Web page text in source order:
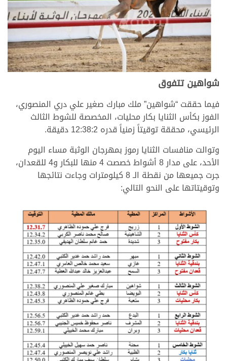
شواهين تتفوق
فيما حققت “شواهين” ملك مبارك صغير علي دري المنصوري،
الفوز بكأس الثنايا بكار محليات، المخصصة للشوط الثالث
الرئيسي، محققة توقيتاً زمنياً قدره 12:38:2 دقيقة.
وتوالت منافسات الثنايا رموز بمهرجان الوثبة مساء اليوم
الأحد، على مدار 8 أشواط خصصت 4 منها للبكار و4 للقعدان،
جرت جميعها من نقطة الـ 8 كيلومترات وجاءت نتائجها
وتوقيتاتها على النحو التالي: